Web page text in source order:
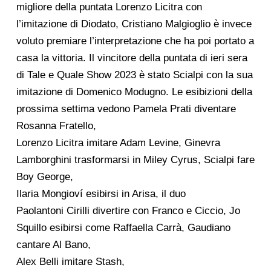
migliore della puntata Lorenzo Licitra con
l’imitazione di Diodato, Cristiano Malgioglio è invece
voluto premiare l’interpretazione che ha poi portato a
casa la vittoria. Il vincitore della puntata di ieri sera
di Tale e Quale Show 2023 è stato Scialpi con la sua
imitazione di Domenico Modugno. Le esibizioni della
prossima settima vedono Pamela Prati diventare
Rosanna Fratello,
Lorenzo Licitra imitare Adam Levine, Ginevra
Lamborghini trasformarsi in Miley Cyrus, Scialpi fare
Boy George,
Ilaria Mongioví esibirsi in Arisa, il duo
Paolantoni Cirilli divertire con Franco e Ciccio, Jo
Squillo esibirsi come Raffaella Carrà, Gaudiano
cantare Al Bano,
Alex Belli imitare Stash,